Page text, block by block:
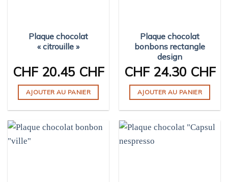
Plaque chocolat
« citrouille »
CHF20.45 CHF
AJOUTER AU PANIER
Plaque chocolat
bonbons rectangle
design
CHF24.30 CHF
AJOUTER AU PANIER